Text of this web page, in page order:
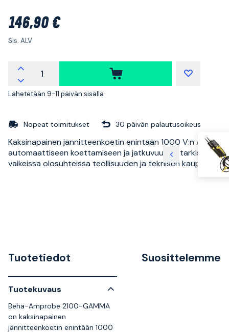
146,90 €
Sis. ALV
Lähetetään 9-11 päivän sisällä
Nopeat toimitukset 30 päivän palautusoikeus
Kaksinapainen jännitteenkoetin enintään 1000 V:n AC/
automaattiseen koettamiseen ja jatkuvuuden
vaikeissa olosuhteissa teollisuuden ja teknisen kaupan
Tuotetiedot
Tuotekuvaus
Beha-Amprobe 2100-GAMMA
on kaksinapainen
jännitteenkoetin enintään 1000
Suosittelemme